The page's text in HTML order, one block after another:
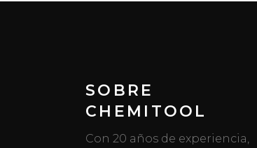
SOBRE
CHEMITOOL
Con 20 años de experiencia,